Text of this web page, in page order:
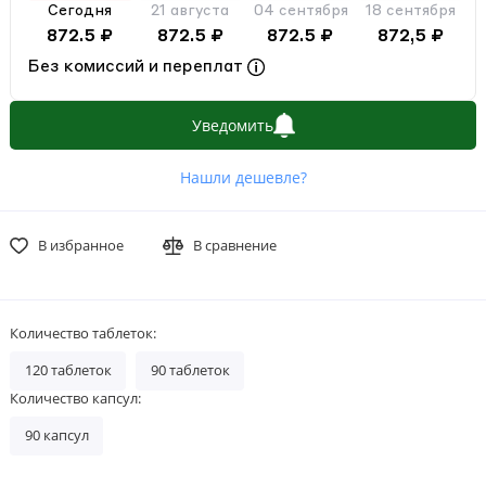
Сегодня
872.5 ₽
21 августа
872.5 ₽
04 сентября
872.5 ₽
18 сентября
872,5 ₽
Без комиссий и переплат
Уведомить
Нашли дешевле?
В избранное В сравнение
Количество таблеток:
120 таблеток
90 таблеток
Количество капсул:
90 капсул